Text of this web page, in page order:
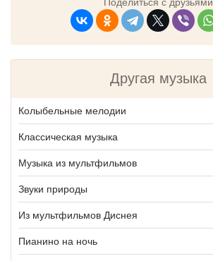
Поделиться с друзьями
Другая музыка
Колыбельные мелодии
Классическая музыка
Музыка из мультфильмов
Звуки природы
Из мультфильмов Диснея
Пианино на ночь